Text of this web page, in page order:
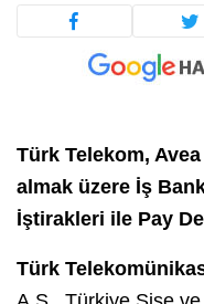
Türk Telekom,
almak üzere İş
İştirakleri ile Pay
Türk